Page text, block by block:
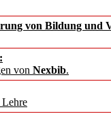
von Bildung und
von Nexbib.
Rafael